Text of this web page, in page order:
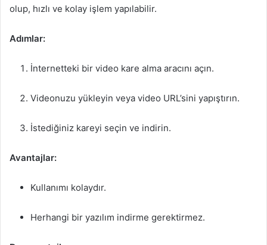
olup, hızlı ve kolay işlem yapılabilir.
Adımlar:
İnternetteki bir video kare alma aracını açın.
Videonuzu yükleyin veya video URL’sini yapıştırın.
İstediğiniz kareyi seçin ve indirin.
Avantajlar:
Kullanımı kolaydır.
Herhangi bir yazılım indirme gerektirmez.